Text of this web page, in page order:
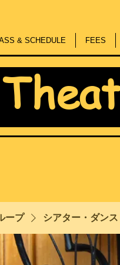
& SCHEDULE FEES
ープ シアター・ダン